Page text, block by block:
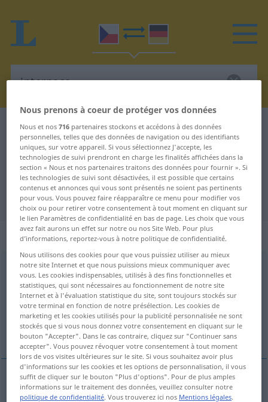
Dictionnaire Tchèque-Allemand internace
Traduction Tchèque-Allemand de
"internace"
"internace" - traduction Allemand
„internace“: feminin
internacef
Vue d'ensemble de toutes les traductions
(Pour plus d'informations, cliquez sur/touchez la traduction)
Internierung
Internierungf internace
Nous prenons à coeur de protéger vos données
Nous et nos716 partenaires stockons et accédons à des données
personnelles, telles que des données de navigation ou des identifiants
uniques, sur votre appareil. Si vous sélectionnez J'accepte, les
technologies de suivi prendront en charge les finalités affichées dans la
section « Nous et nos partenaires traitons des données pour fournir ». Si
les technologies de suivi sont désactivées, il est possible que certains
contenus et annonces qui vous sont présentés ne soient pas pertinents
pour vous. Vous pouvez faire réapparaître ce menu pour modifier vos
choix ou pour retirer votre consentement à tout moment en cliquant sur
le lien Paramètres de confidentialité en bas de page. Les choix que vous
avez fait aurons un effet sur notre ou nos Site Web. Pour plus
d’informations, reportez-vous à notre politique de confidentialité.
Nous utilisons des cookies pour que vous puissiez utiliser au mieux
notre site Internet et que nous puissions mieux communiquer avec
vous. Les cookies indispensables, utilisés à des fins fonctionnelles et
statistiques, qui sont nécessaires au fonctionnement de notre site
Internet et à l'évaluation statistique du site, sont toujours stockés sur
votre terminal en fonction de notre présélection. Les cookies de
marketing et les cookies utilisés pour la publicité personnalisée ne sont
stockés que si vous nous donnez votre consentement en cliquant sur le
bouton "Accepter". Dans le cas contraire, cliquez sur "Continuer sans
accepter". Vous pouvez révoquer votre consentement à tout moment
lors de vos visites ultérieures sur le site. Si vous souhaitez avoir plus
d'informations sur les cookies et les options de personnalisation, il vous
suffit de cliquer sur le bouton "Plus d'options". Pour de plus amples
informations sur le traitement des données, veuillez consulter notre
politique de confidentialité. Vous trouverez ici nos Mentions légales.